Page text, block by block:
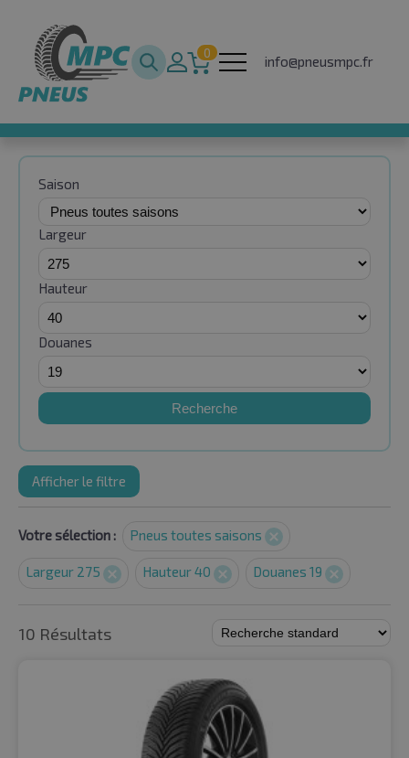
0
info@pneusmpc.fr
Saison
Largeur
Hauteur
Douanes
Recherche
Afficher le filtre
Votre sélection : Pneus toutes saisons
Largeur 275 Hauteur 40 Douanes 19
10 Résultats